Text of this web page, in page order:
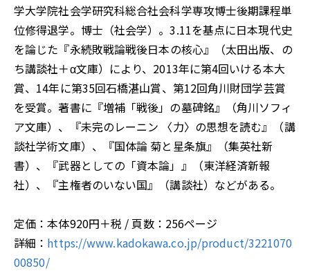
学大学院社会学研究科総合社会科学専攻博士後期課程単
位修得退学。博士（社会学）。3.11を基点に日本現代史
を論じた『永続敗戦論――戦後日本の核心』（太田出版、の
ち講談社＋α文庫）により、2013年に第4回いける本大
賞、14年に第35回石橋湛山賞、第12回角川財団学芸賞
を受賞。著書に『増補「戦後」の墓碑銘』（角川ソフィ
ア文庫）、『未完のレーニン 〈力〉の思想を読む』（講
談社学術文庫）、『国体論 菊と星条旗』（集英社新
書）、『武器としての「資本論」』（東洋経済新報
社）、『主権者のいない国』（講談社）などがある。
定価：本体920円＋税 / 頁数：256ページ
詳細： https://www.kadokawa.co.jp/product/3221070
00850/